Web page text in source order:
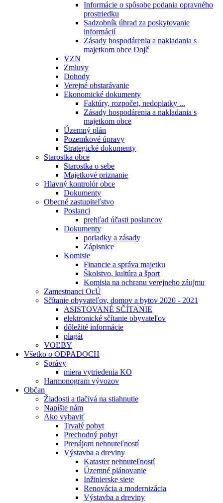
Informácie o spôsobe podania opravného
prostriedku
Sadzobník úhrad za poskytovanie
informácií
Zásady hospodárenia a nakladania s
majetkom obce Dojč
VZN
Zmluvy
Dohody
Verejné obstarávanie
Ekonomické dokumenty
Faktúry, rozpočet, nedoplatky ...
Zásady hospodárenia a nakladania s
majetkom obce
Územný plán
Pozemkové úpravy
Strategické dokumenty
Starostka obce
Starostka o sebe
Majetkové priznanie
Hlavný kontrolór obce
Dokumenty
Obecné zastupiteľstvo
Poslanci
prehľad účasti poslancov
Dokumenty
poriadky a zásady
Zápisnice
Komisie
Financie a správa majetku
Školstvo, kultúra a šport
Komisia na ochranu verejneho záujmu
Zamestnanci OcÚ
Sčítanie obyvateľov, domov a bytov 2020 - 2021
ASISTOVANÉ SČÍTANIE
elektronické sčítanie obyvateľov
dôležité informácie
plagát
VOĽBY
Všetko o ODPADOCH
Správy
miera vytriedenia KO
Harmonogram vývozov
Občan
Žiadosti a tlačivá na stiahnutie
Napíšte nám
Ako vybaviť
Trvalý pobyt
Prechodný pobyt
Prenájom nehnuteľností
Výstavba a dreviny
Kataster nehnuteľností
Územné plánovanie
Inžinierske siete
Renovácia a modernizácia
Výstavba a dreviny